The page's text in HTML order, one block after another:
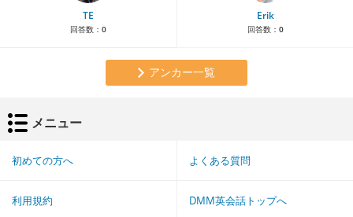
TE
回答数： 0
Erik
回答数： 0
アンカー一覧
メニュー
初めての方へ よくある質問
利用規約 DMM英会話トップへ